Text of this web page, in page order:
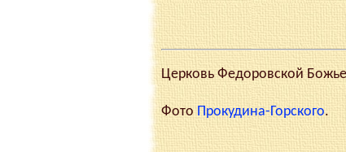
Церковь Федоровской
Фото Прокудина-Горского.